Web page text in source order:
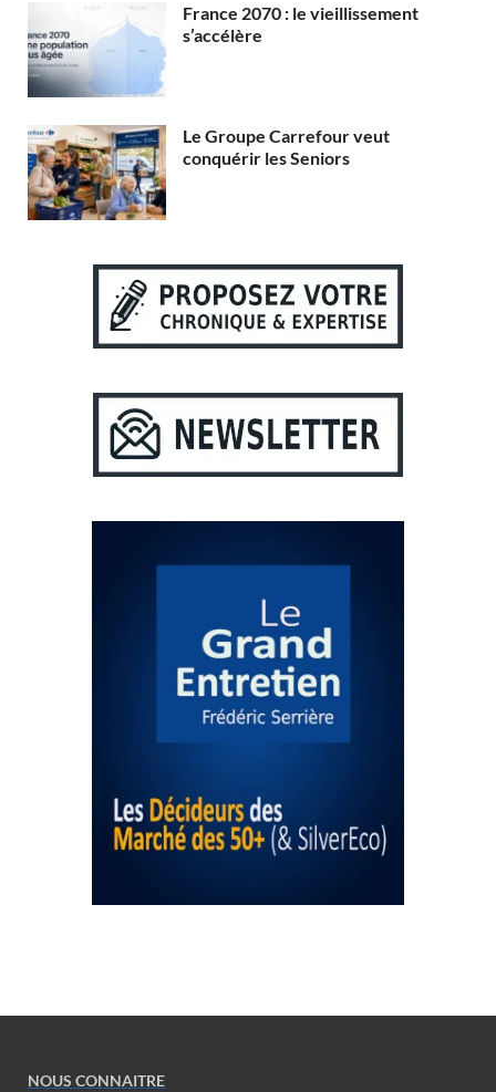
France 2070 : le vieillissement
s’accélère
Le Groupe Carrefour veut
conquérir les Seniors
NOUS CONNAITRE